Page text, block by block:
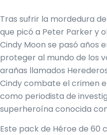
Tras sufrir la mordedura
que picó a Peter Parker y
Cindy Moon se pasó años
proteger al mundo de los
arañas llamados
Cindy combate el crimen
como periodista de
superheroína conocida
Este pack de Héroe de 60